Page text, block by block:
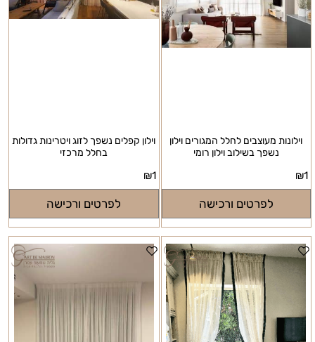
וילונות מעוצבים לחלל המגורים וילון
נשפך בשילוב וילון רומי
₪1
לפרטים ורכישה
וילון קפלים נשפך לזוג ויטרינות גדולות
בחלל מרכזי
₪1
לפרטים ורכישה